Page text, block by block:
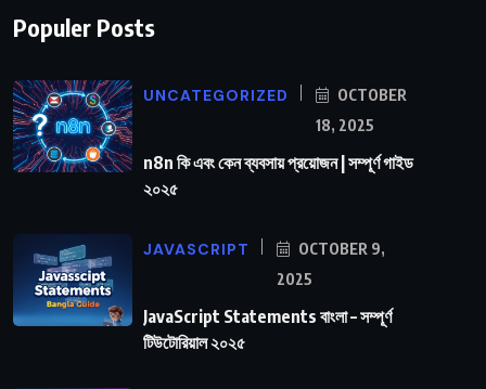
Populer Posts
UNCATEGORIZED
OCTOBER
18, 2025
n8n কি এবং কেন ব্যবসায় প্রয়োজন | সম্পূর্ণ গাইড
২০২৫
JAVASCRIPT
OCTOBER 9,
2025
JavaScript Statements বাংলা – সম্পূর্ণ
টিউটোরিয়াল ২০২৫